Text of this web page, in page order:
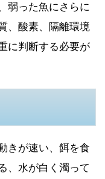
弱った魚にさらに
、酸素、隔離環境
に判断する必要が
きが速い、餌を食
、水が白く濁って